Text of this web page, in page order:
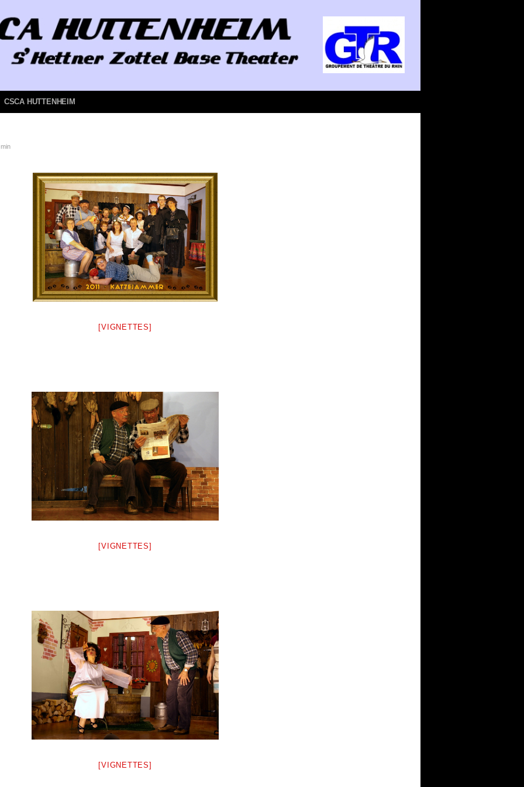
CSCA HUTTENHEIM
[VIGNETTES]
[VIGNETTES]
[VIGNETTES]